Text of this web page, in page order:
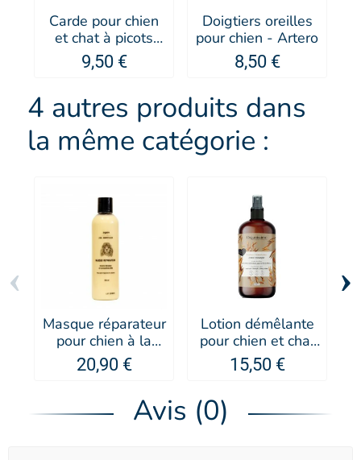
Carde pour chien
et chat à picots
supersoft Kebek -
Artero
9,50 €
Doigtiers oreilles
pour chien - Artero
8,50 €
4 autres produits dans
la même catégorie :
Masque réparateur
pour chien à la
kératine - PUPPY
20,90 €
Lotion démêlante
pour chien et chat
Organissime -
Biogance
15,50 €
‹ ›
Avis (0)